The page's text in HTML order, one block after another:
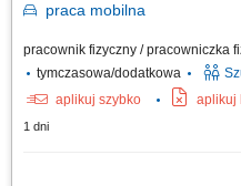
praca mobilna
pracownik fizyczny / pracowniczka
tymczasowa/dodatkowa
aplikuj szybko
aplikuj
1 dni